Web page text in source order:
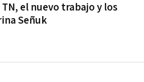
el nuevo trabajo y los
Señuk